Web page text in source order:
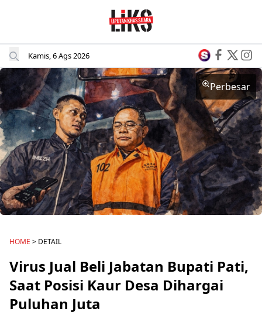
Kamis, 6 Ags 2026
Perbesar
HOME > DETAIL
Virus Jual Beli Jabatan Bupati Pati,
Saat Posisi Kaur Desa Dihargai
Puluhan Juta